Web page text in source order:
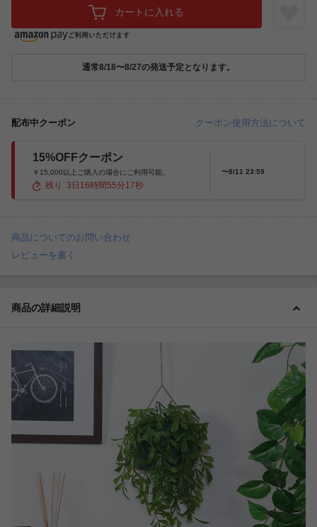
カートに入れる
通常8/18〜8/27の発送予定となります。
配布中クーポン クーポン使用方法について
15%OFFクーポン
￥15,000以上ご購入の場合にご利用可能。
残り 3 日 16 時間55分16秒
〜8/11 23:59
商品についてのお問い合わせ
レビューを書く
商品の詳細説明